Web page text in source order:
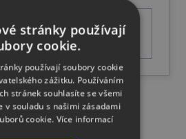
produkty ze stejné
kategorie
stránky používají
cookie.
používají soubory cookie
zážitku. Používáním
stránek souhlasíte se všemi
v souladu s našimi zásadami
cookie. Více informací